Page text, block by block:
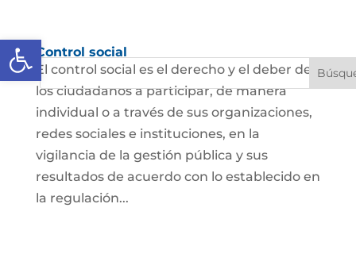
Abrir barra de herramientas
Control social
El control social es el derecho y el deber de
los ciudadanos a participar, de manera
individual o a través de sus organizaciones,
redes sociales e instituciones, en la
vigilancia de la gestión pública y sus
resultados de acuerdo con lo establecido en
la regulación...